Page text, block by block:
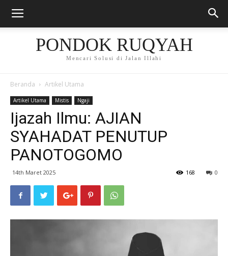
PONDOK RUQYAH
Mencari Solusi di Jalan Illahi
Beranda Artikel Utama
Artikel Utama Mistis Ngaji
Ijazah Ilmu: AJIAN
SYAHADAT PENUTUP
PANOTOGOMO
14th Maret 2025 0
168